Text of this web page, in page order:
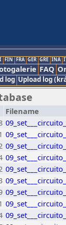
FIN FRA GER GRE INA
FAQ
log Upload log
Filename